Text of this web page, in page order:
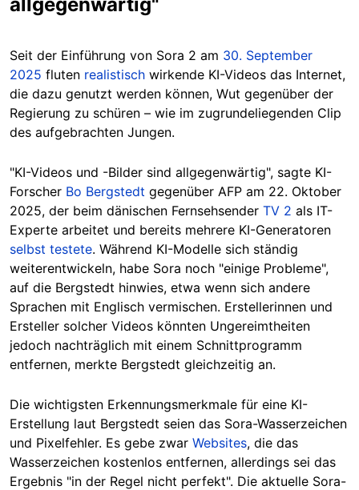
Seit der Einführung von Sora 2 am 30. September
2025 fluten realistisch wirkende KI-Videos das Internet,
die dazu genutzt werden können, Wut gegenüber der
Regierung zu schüren – wie im zugrundeliegenden Clip
des aufgebrachten Jungen.
"KI-Videos und -Bilder sind allgegenwärtig", sagte KI-
Forscher Bo Bergstedt gegenüber AFP am 22. Oktober
2025, der beim dänischen Fernsehsender TV 2 als IT-
Experte arbeitet und bereits mehrere KI-Generatoren
selbst testete. Während KI-Modelle sich ständig
weiterentwickeln, habe Sora noch "einige Probleme",
auf die Bergstedt hinwies, etwa wenn sich andere
Sprachen mit Englisch vermischen. Erstellerinnen und
Ersteller solcher Videos könnten Ungereimtheiten
jedoch nachträglich mit einem Schnittprogramm
entfernen, merkte Bergstedt gleichzeitig an.
Die wichtigsten Erkennungsmerkmale für eine KI-
Erstellung laut Bergstedt seien das Sora-Wasserzeichen
und Pixelfehler. Es gebe zwar Websites, die das
Wasserzeichen kostenlos entfernen, allerdings sei das
Ergebnis "in der Regel nicht perfekt". Die aktuelle Sora-